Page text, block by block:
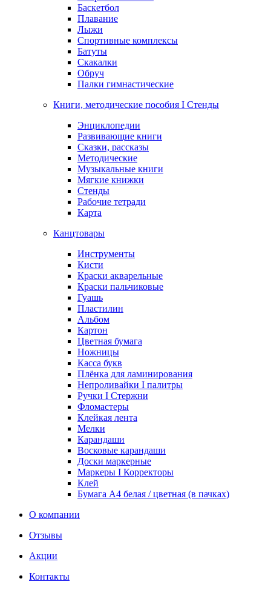
Баскетбол
Плавание
Лыжи
Спортивные комплексы
Батуты
Скакалки
Обруч
Палки гимнастические
Книги, методические пособия I Стенды
Энциклопедии
Развивающие книги
Сказки, рассказы
Методические
Музыкальные книги
Мягкие книжки
Стенды
Рабочие тетради
Карта
Канцтовары
Инструменты
Кисти
Краски акварельные
Краски пальчиковые
Гуашь
Пластилин
Альбом
Картон
Цветная бумага
Ножницы
Касса букв
Плёнка для ламинирования
Непроливайки I палитры
Ручки I Стержни
Фломастеры
Клейкая лента
Мелки
Карандаши
Восковые карандаши
Доски маркерные
Маркеры I Корректоры
Клей
Бумага А4 белая / цветная (в пачках)
О компании
Отзывы
Акции
Контакты